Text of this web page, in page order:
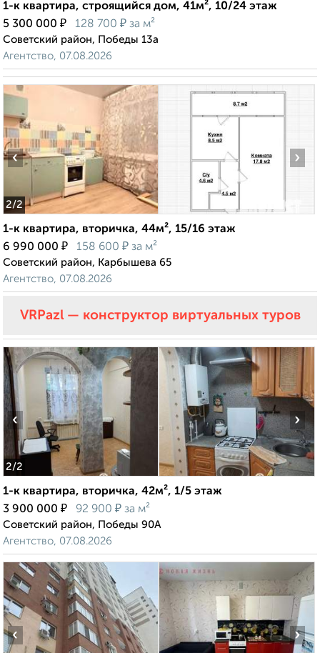
1-к квартира, строящийся дом, 41м², 10/24 этаж
5 300 000 ₽ 128 700 ₽ за м²
Советский район, Победы 13а
Агентство, 07.08.2026
2/2
‹ ›
1-к квартира, вторичка, 44м², 15/16 этаж
6 990 000 ₽ 158 600 ₽ за м²
Советский район, Карбышева 65
Агентство, 07.08.2026
VRPazl — конструктор виртуальных туров
2/2
‹ ›
1-к квартира, вторичка, 42м², 1/5 этаж
3 900 000 ₽ 92 900 ₽ за м²
Советский район, Победы 90А
Агентство, 07.08.2026
‹ ›